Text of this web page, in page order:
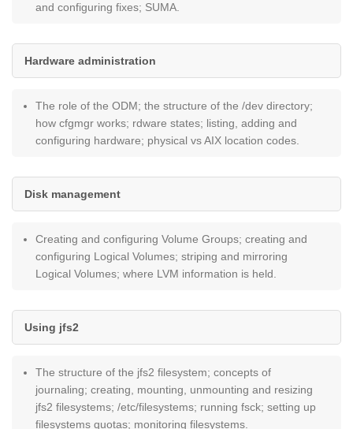
and configuring fixes; SUMA.
Hardware administration
The role of the ODM; the structure of the /dev directory;
how cfgmgr works; rdware states; listing, adding and
configuring hardware; physical vs AIX location codes.
Disk management
Creating and configuring Volume Groups; creating and
configuring Logical Volumes; striping and mirroring
Logical Volumes; where LVM information is held.
Using jfs2
The structure of the jfs2 filesystem; concepts of
journaling; creating, mounting, unmounting and resizing
jfs2 filesystems; /etc/filesystems; running fsck; setting up
filesystems quotas; monitoring filesystems.